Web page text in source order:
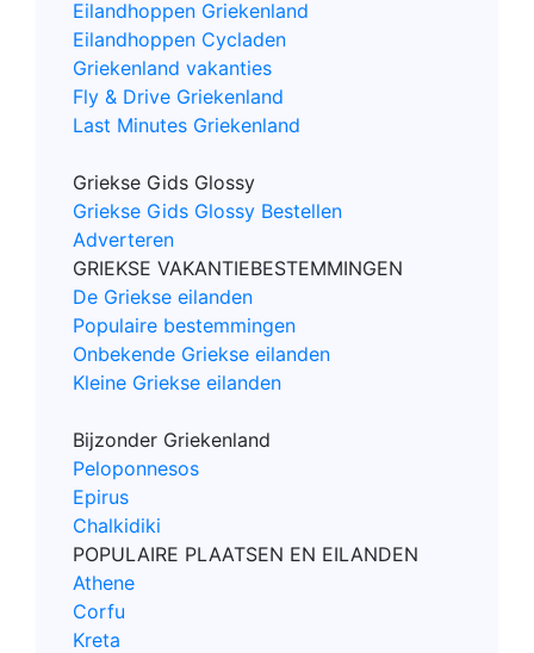
Eilandhoppen Griekenland
Eilandhoppen Cycladen
Griekenland vakanties
Fly & Drive Griekenland
Last Minutes Griekenland
Griekse Gids Glossy
Griekse Gids Glossy Bestellen
Adverteren
GRIEKSE VAKANTIEBESTEMMINGEN
De Griekse eilanden
Populaire bestemmingen
Onbekende Griekse eilanden
Kleine Griekse eilanden
Bijzonder Griekenland
Peloponnesos
Epirus
Chalkidiki
POPULAIRE PLAATSEN EN EILANDEN
Athene
Corfu
Kreta